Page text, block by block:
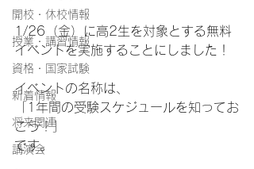
開校・休校情報
授業・講習情報
資格・国家試験
新着情報
将来関連
講演会
1/26（金）に高2生を対象とする無料
イベントを実施することにしました！
イベントの名称は、
「1年間の受験スケジュールを知ってお
こう！」
です。